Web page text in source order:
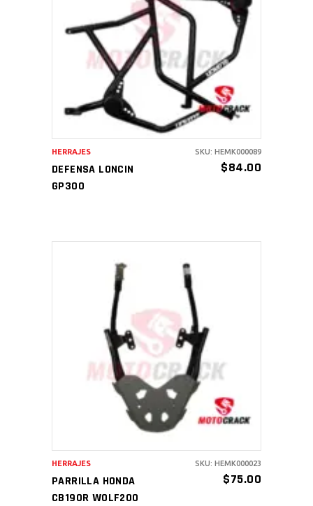
AÑADIR AL CARRITO
DEFENSA LONCIN
GP300
$84.00
HERRAJES SKU: HEMK000089
AÑADIR AL CARRITO
PARRILLA HONDA
CB190R WOLF200
$75.00
HERRAJES SKU: HEMK000023